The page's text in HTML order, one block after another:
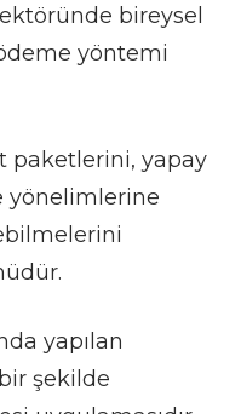
bireysel
yöntemi
paketlerini, yapay
yönelimlerine
yapılan
şekilde